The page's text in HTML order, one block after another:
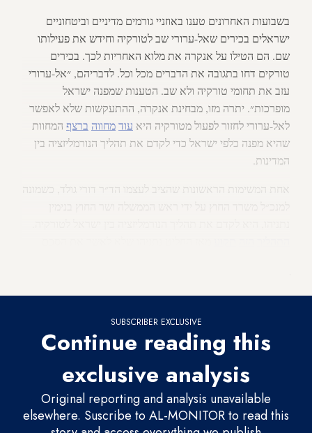
בשבועות האחרונים טענו באוזניי גורמים מדיניים וביטחוניים
ישראלים בכירים שאל-ערורי שב לטורקיה וחידש את פעילותו
שם. הם הטילו על אנקרה את מלוא האחריות לכך. בכירים
טורקים דחו בתגובה את הדברים מכל וכל. לדבריהם, ״אל-ערורי
עזב את תחומי טורקיה ולא שב. הטענות שמפנה ישראל
מופרכות״. יתרה מזו, מבחינת אנקרה, ההתעקשות שלא לאפשר
לאל-ערורי לחזור לפעול מטורקיה היא עודמחווה ברצף המחוות
שהיא מפנה כלפי ישראל כדי לקדם את תהליך הנורמליזציה בין
המדינות.
אחת המשימות הראשונות שהציב לעצמו הד״ר דורי גולד, כשמונה
SUBSCRIBER EXCLUSIVE
Continue reading this
exclusive analysis
Original reporting and analysis unavailable
elsewhere. Suscribe to AL-MONITOR to read this